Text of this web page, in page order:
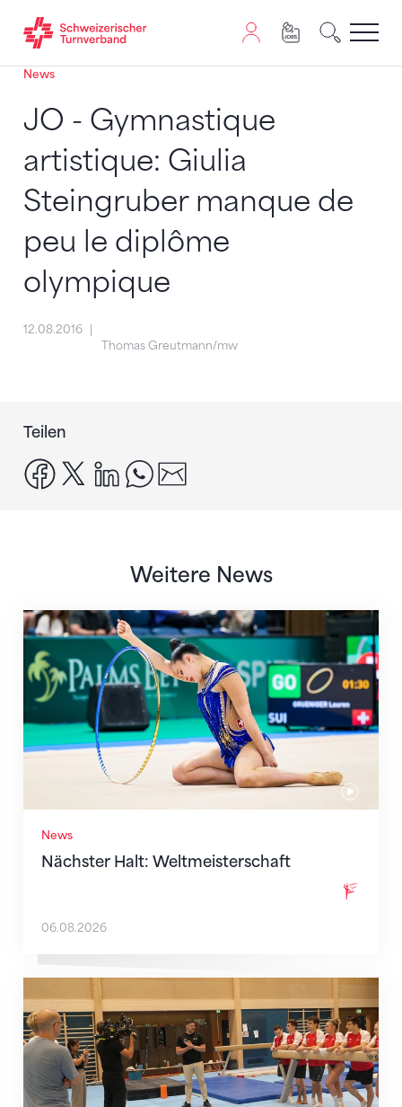
Zum Inhalt springen
Zur Sitemap navigieren
Zum Navigieren dieser Seite wird JavaScript benötigt.
News
JO - Gymnastique
artistique: Giulia
Steingruber manque de
peu le diplôme
olympique
12.08.2016
Thomas Greutmann/mw
Teilen
facebook
x linkedinwhatsapp
Weitere News
News
Nächster Halt: Weltmeisterschaft
Nächster Halt: Weltmeisterschaft
06.08.2026
Mit klaren Zielen nach Zagreb